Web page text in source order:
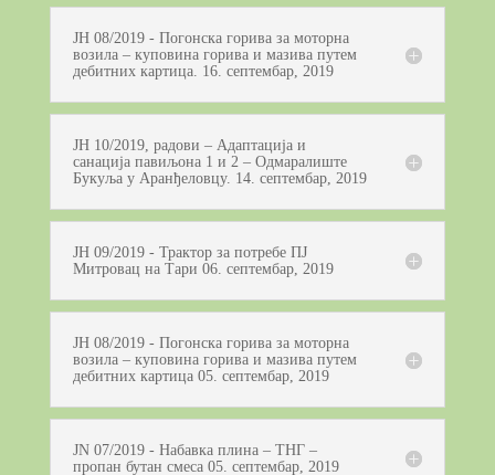
ЈН 08/2019 - Погонска горива за моторнa
возила – куповина горива и мазива путем
дебитних картица. 16. септембар, 2019
ЈН 10/2019, радови – Адаптација и
санација павиљона 1 и 2 – Одмаралиште
Букуља у Аранђеловцу. 14. септембар, 2019
ЈН 09/2019 - Трактор за потребе ПЈ
Митровац на Тари 06. септембар, 2019
ЈН 08/2019 - Погонска горива за моторнa
возила – куповина горива и мазива путем
дебитних картица 05. септембар, 2019
JN 07/2019 - Набавка плина – ТНГ –
пропан бутан смеса 05. септембар, 2019